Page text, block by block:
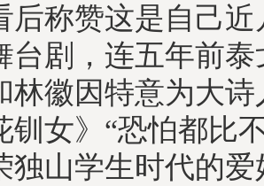
后称赞这是自己
台剧，连五年前
林徽因特意为大
钏女》“恐怕都
独山学生时代的